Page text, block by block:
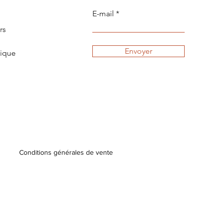
E-mail
Envoyer
Conditions générales de vente